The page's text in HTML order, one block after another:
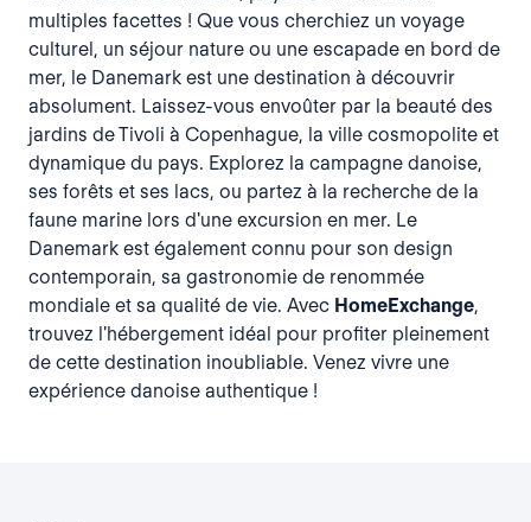
multiples facettes ! Que vous cherchiez un voyage
culturel, un séjour nature ou une escapade en bord de
mer, le Danemark est une destination à découvrir
absolument. Laissez-vous envoûter par la beauté des
jardins de Tivoli à Copenhague, la ville cosmopolite et
dynamique du pays. Explorez la campagne danoise,
ses forêts et ses lacs, ou partez à la recherche de la
faune marine lors d'une excursion en mer. Le
Danemark est également connu pour son design
contemporain, sa gastronomie de renommée
mondiale et sa qualité de vie. Avec HomeExchange,
trouvez l'hébergement idéal pour profiter pleinement
de cette destination inoubliable. Venez vivre une
expérience danoise authentique !